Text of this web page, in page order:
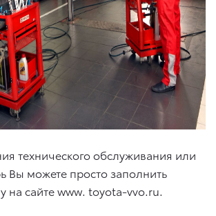
технического обслуживания или
Вы можете просто заполнить
сайте www. toyota-vvo.ru.